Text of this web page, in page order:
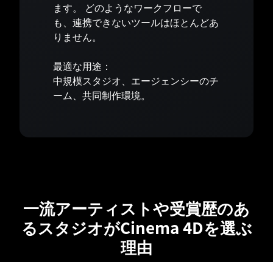
ます。 どのようなワークフローで
も、連携できないツールはほとんどあ
りません。
最適な用途：
中規模スタジオ、エージェンシーのチ
ーム、共同制作環境。
一流アーティストや受賞歴のあ
るスタジオがCinema 4Dを選ぶ
理由